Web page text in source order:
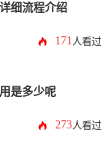
细流程介绍
171人看过
是多少呢
273人看过